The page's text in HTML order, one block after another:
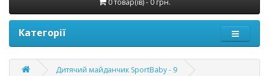
0 товар(ів) - 0 грн.
Категорії
Дитячий майданчик SportBaby - 9